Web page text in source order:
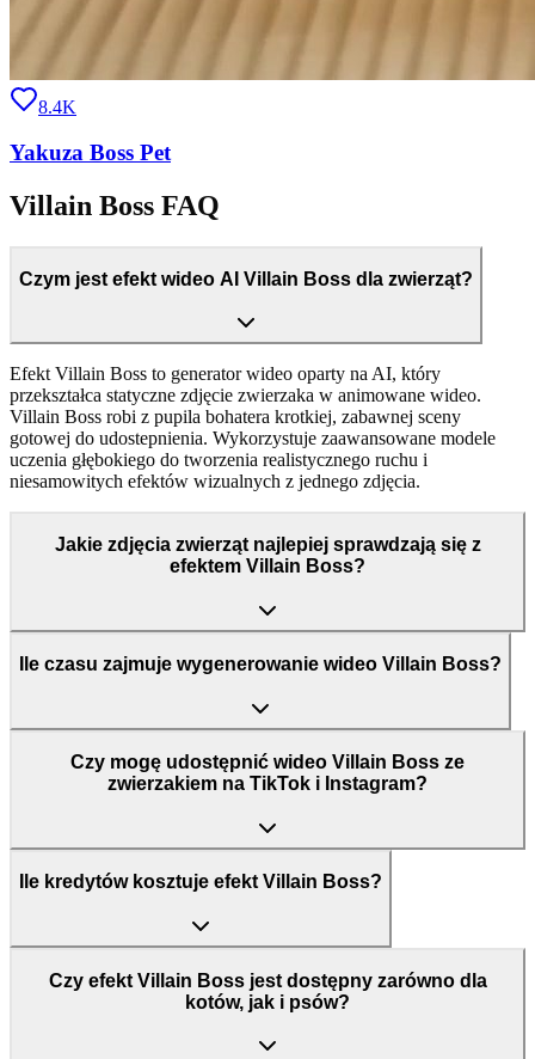
8.4K
Yakuza Boss Pet
Villain Boss FAQ
Czym jest efekt wideo AI Villain Boss dla zwierząt?
Efekt Villain Boss to generator wideo oparty na AI, który
przekształca statyczne zdjęcie zwierzaka w animowane wideo.
Villain Boss robi z pupila bohatera krotkiej, zabawnej sceny
gotowej do udostepnienia. Wykorzystuje zaawansowane modele
uczenia głębokiego do tworzenia realistycznego ruchu i
niesamowitych efektów wizualnych z jednego zdjęcia.
Jakie zdjęcia zwierząt najlepiej sprawdzają się z
efektem Villain Boss?
Ile czasu zajmuje wygenerowanie wideo Villain Boss?
Czy mogę udostępnić wideo Villain Boss ze
zwierzakiem na TikTok i Instagram?
Ile kredytów kosztuje efekt Villain Boss?
Czy efekt Villain Boss jest dostępny zarówno dla
kotów, jak i psów?